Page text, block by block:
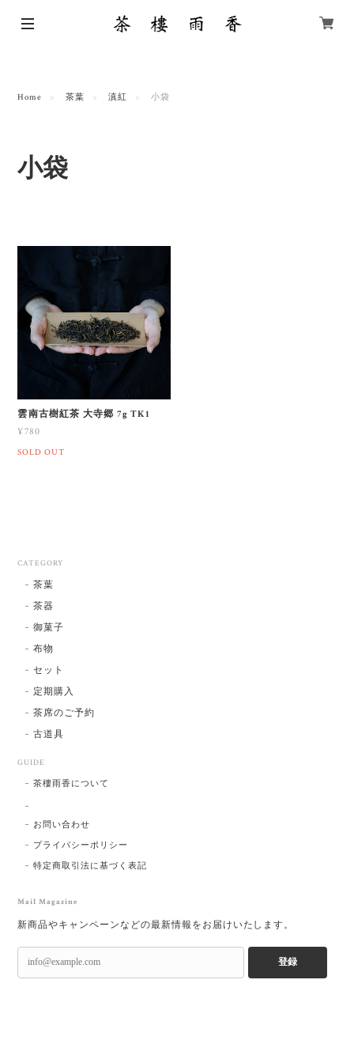
Home 茶葉 滇紅 小袋
小袋
雲南古樹紅茶 大寺郷 7g TK1
¥780
SOLD OUT
CATEGORY
茶葉
茶器
御菓子
布物
セット
定期購入
茶席のご予約
古道具
GUIDE
茶樓雨香について
お問い合わせ
プライバシーポリシー
特定商取引法に基づく表記
Mail Magazine
新商品やキャンペーンなどの最新情報をお届けいたします。
登録